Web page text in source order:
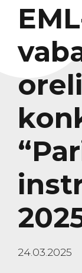
24.03.2025